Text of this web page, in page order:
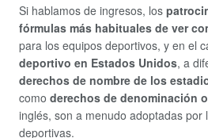
Si hablamos de ingresos, los
fórmulas más habituales de ver
para los equipos deportivos, y en el
deportivo en Estados Unidos, a
derechos de nombre de los
como derechos de denominación
inglés, son a menudo adoptadas por
deportivas.